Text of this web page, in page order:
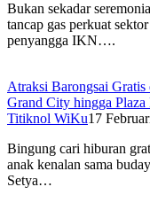
Bukan sekadar
tancap gas perkuat
penyangga IKN….
Atraksi Barongsai
Grand City hingga Plaza
Titiknol WiKu17
Bingung cari hiburan
anak kenalan sama
Setya…